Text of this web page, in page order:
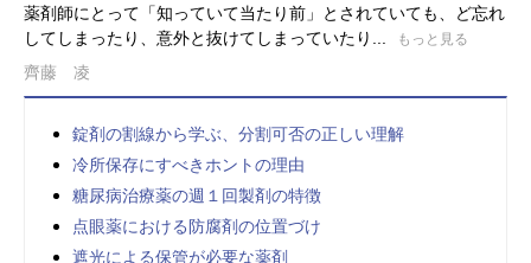
薬剤師にとって「知っていて当たり前」とされていても、ど忘れ
してしまったり、意外と抜けてしまっていたり...
もっと見る
齊藤 凌
錠剤の割線から学ぶ、分割可否の正しい理解
冷所保存にすべきホントの理由
糖尿病治療薬の週１回製剤の特徴
点眼薬における防腐剤の位置づけ
遮光による保管が必要な薬剤